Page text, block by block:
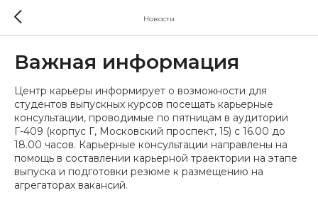
Новости
Важная информация
Центр карьеры информирует о возможности для
студентов выпускных курсов посещать карьерные
консультации, проводимые по пятницам в аудитории
Г-409 (корпус Г, Московский проспект, 15) с 16.00 до
18.00 часов. Карьерные консультации направлены на
помощь в составлении карьерной траектории на этапе
выпуска и подготовки резюме к размещению на
агрегаторах вакансий.